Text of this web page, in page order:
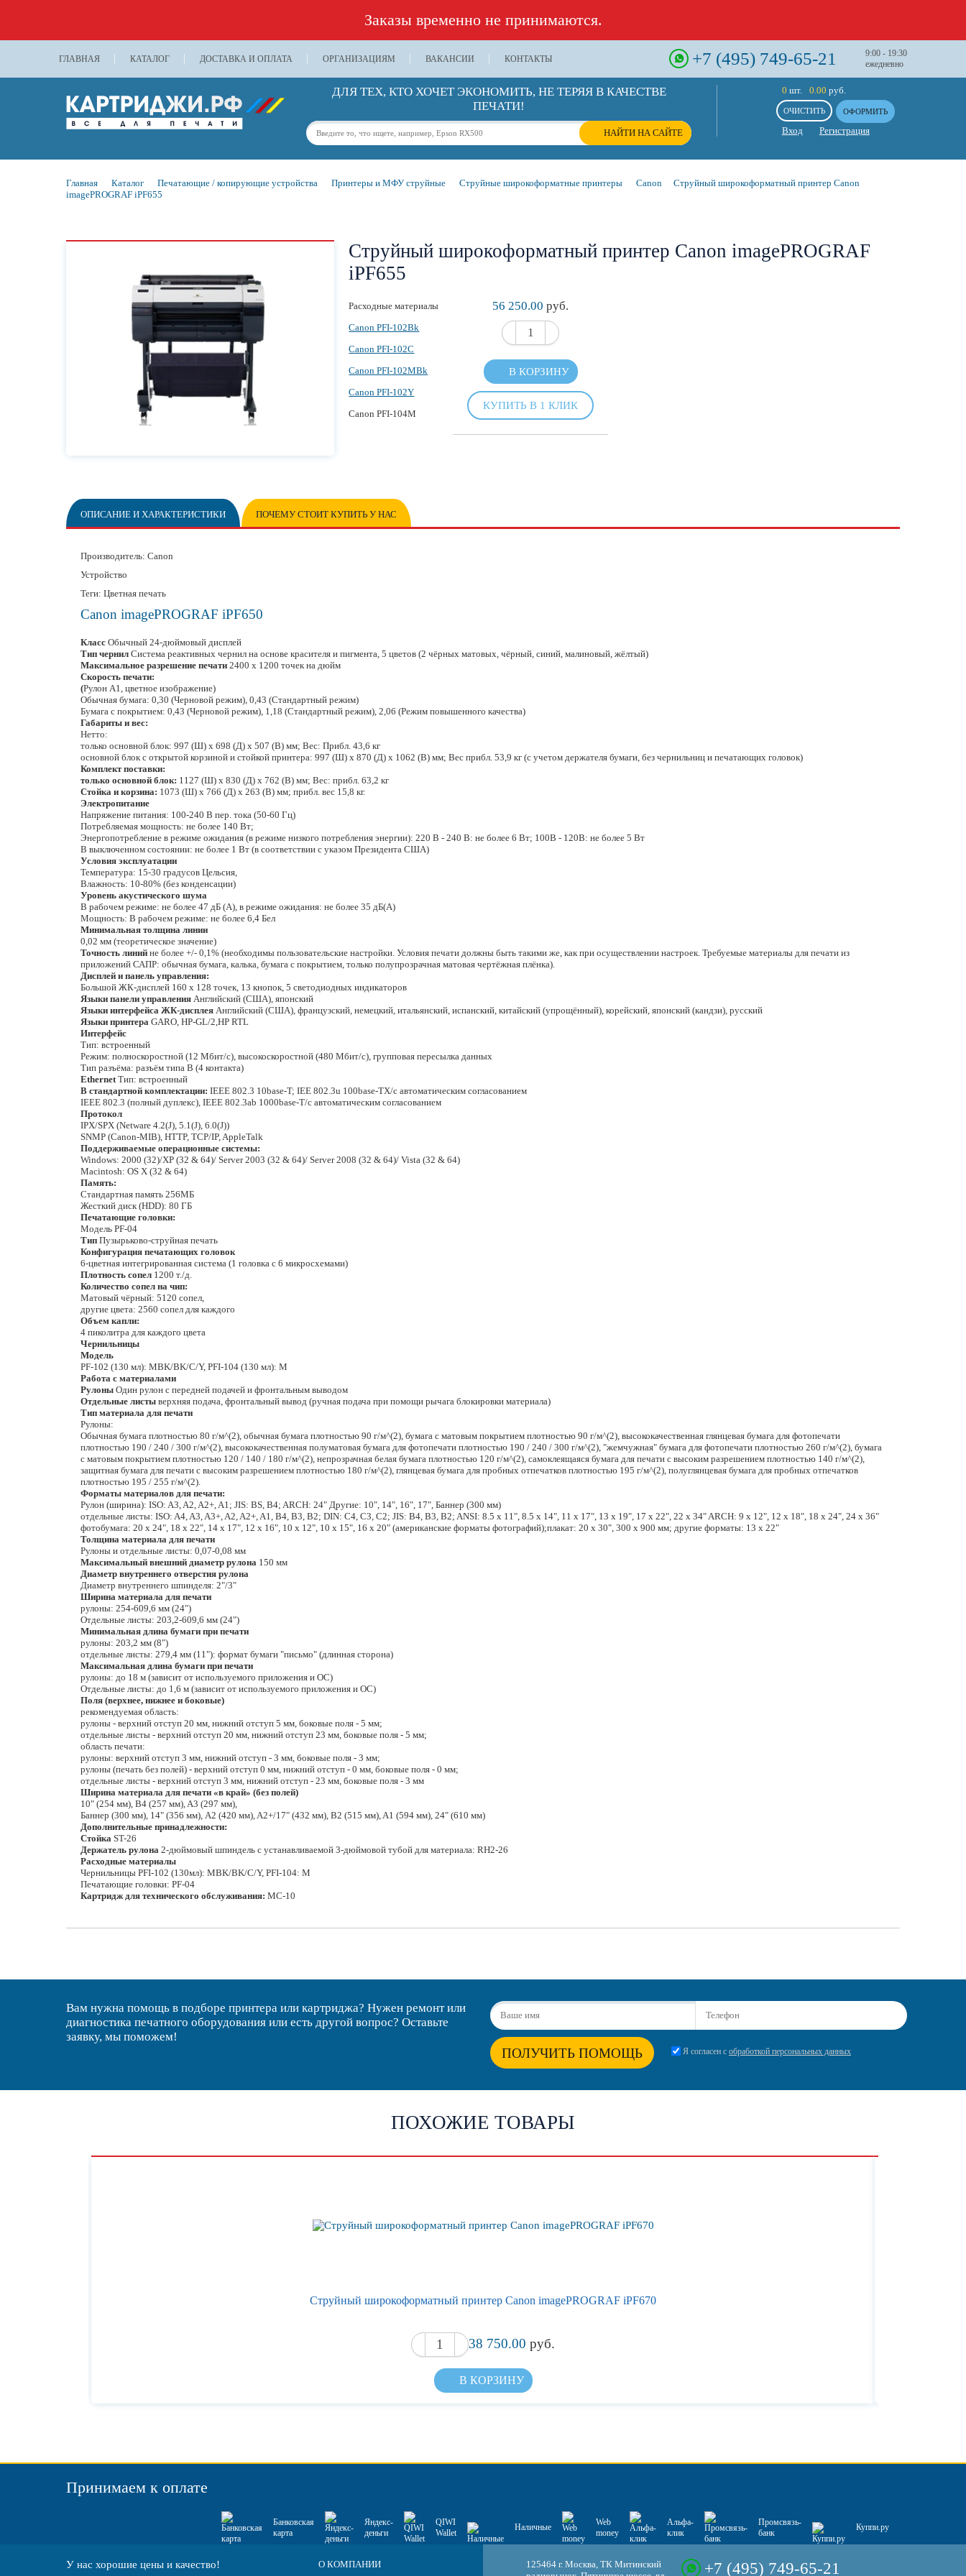
Заказы временно не принимаются.
+7 (495) 749-65-21
9:00 - 19:30
ежедневно
ГЛАВНАЯ КАТАЛОГ ДОСТАВКА И ОПЛАТА ОРГАНИЗАЦИЯМ ВАКАНСИИ КОНТАКТЫ
0 шт. 0.00 руб.
ОЧИСТИТЬ ОФОРМИТЬ
Вход Регистрация
ДЛЯ ТЕХ, КТО ХОЧЕТ ЭКОНОМИТЬ, НЕ ТЕРЯЯ В КАЧЕСТВЕ
ПЕЧАТИ!
НАЙТИ НА САЙТЕ
Главная Каталог Печатающие / копирующие устройства Принтеры и МФУ струйные Струйные широкоформатные принтеры Canon
Струйный широкоформатный принтер Canon
imagePROGRAF iPF655
Струйный широкоформатный принтер Canon imagePROGRAF
iPF655
Расходные материалы
Canon PFI-102Bk
Canon PFI-102C
Canon PFI-102MBk
Canon PFI-102Y
Canon PFI-104M
56 250.00 руб.
В КОРЗИНУ
КУПИТЬ В 1 КЛИК
ОПИСАНИЕ И ХАРАКТЕРИСТИКИ ПОЧЕМУ СТОИТ КУПИТЬ У НАС
Производитель: Canon
Устройство
Теги: Цветная печать
Canon imagePROGRAF iPF650
Класс Обычный 24-дюймовый дисплей
Тип чернил Система реактивных чернил на основе красителя и пигмента, 5 цветов (2 чёрных матовых, чёрный, синий, малиновый, жёлтый)
Максимальное разрешение печати 2400 x 1200 точек на дюйм
Скорость печати:
(Рулон A1, цветное изображение)
Обычная бумага: 0,30 (Черновой режим), 0,43 (Стандартный режим)
Бумага с покрытием: 0,43 (Черновой режим), 1,18 (Стандартный режим), 2,06 (Режим повышенного качества)
Габариты и вес:
Нетто:
только основной блок: 997 (Ш) x 698 (Д) x 507 (В) мм; Вес: Прибл. 43,6 кг
основной блок с открытой корзиной и стойкой принтера: 997 (Ш) x 870 (Д) x 1062 (В) мм; Вес прибл. 53,9 кг (с учетом держателя бумаги, без чернильниц и печатающих головок)
Комплект поставки:
только основной блок: 1127 (Ш) x 830 (Д) x 762 (В) мм; Вес: прибл. 63,2 кг
Стойка и корзина: 1073 (Ш) x 766 (Д) x 263 (В) мм; прибл. вес 15,8 кг.
Электропитание
Напряжение питания: 100-240 В пер. тока (50-60 Гц)
Потребляемая мощность: не более 140 Вт;
Энергопотребление в режиме ожидания (в режиме низкого потребления энергии): 220 В - 240 В: не более 6 Вт; 100В - 120В: не более 5 Вт
В выключенном состоянии: не более 1 Вт (в соответствии с указом Президента США)
Условия эксплуатации
Температура: 15-30 градусов Цельсия,
Влажность: 10-80% (без конденсации)
Уровень акустического шума
В рабочем режиме: не более 47 дБ (A), в режиме ожидания: не более 35 дБ(А)
Мощность: В рабочем режиме: не более 6,4 Бел
Минимальная толщина линии
0,02 мм (теоретическое значение)
Точность линий не более +/- 0,1% (необходимы пользовательские настройки. Условия печати должны быть такими же, как при осуществлении настроек. Требуемые материалы для печати из
приложений САПР: обычная бумага, калька, бумага с покрытием, только полупрозрачная матовая чертёжная плёнка).
Дисплей и панель управления:
Большой ЖК-дисплей 160 х 128 точек, 13 кнопок, 5 светодиодных индикаторов
Языки панели управления Английский (США), японский
Языки интерфейса ЖК-дисплея Английский (США), французский, немецкий, итальянский, испанский, китайский (упрощённый), корейский, японский (кандзи), русский
Языки принтера GARO, HP-GL/2,HP RTL
Интерфейс
Тип: встроенный
Режим: полноскоростной (12 Мбит/с), высокоскоростной (480 Мбит/с), групповая пересылка данных
Тип разъёма: разъём типа В (4 контакта)
EthernetТип: встроенный
В стандартной комплектации: IEEE 802.3 10base-T; IEE 802.3u 100base-TX/с автоматическим согласованием
IEEE 802.3 (полный дуплекс), IEEE 802.3ab 1000base-T/с автоматическим согласованием
Протокол
IPX/SPX (Netware 4.2(J), 5.1(J), 6.0(J))
SNMP (Canon-MIB), HTTP, TCP/IP, AppleTalk
Поддерживаемые операционные системы:
Windows: 2000 (32)/XP (32 & 64)/ Server 2003 (32 & 64)/ Server 2008 (32 & 64)/ Vista (32 & 64)
Macintosh: OS X (32 & 64)
Память:
Стандартная память 256МБ
Жесткий диск (HDD): 80 ГБ
Печатающие головки:
Модель PF-04
Тип Пузырьково-струйная печать
Конфигурация печатающих головок
6-цветная интегрированная система (1 головка с 6 микросхемами)
Плотность сопел 1200 т./д.
Количество сопел на чип:
Матовый чёрный: 5120 сопел,
другие цвета: 2560 сопел для каждого
Объем капли:
4 пиколитра для каждого цвета
Чернильницы
Модель
PF-102 (130 мл): MBK/BK/C/Y, PFI-104 (130 мл): M
Работа с материалами
Рулоны Один рулон с передней подачей и фронтальным выводом
Отдельные листы верхняя подача, фронтальный вывод (ручная подача при помощи рычага блокировки материала)
Тип материала для печати
Рулоны:
Обычная бумага плотностью 80 г/м^(2), обычная бумага плотностью 90 г/м^(2), бумага с матовым покрытием плотностью 90 г/м^(2), высококачественная глянцевая бумага для фотопечати
плотностью 190 / 240 / 300 г/м^(2), высококачественная полуматовая бумага для фотопечати плотностью 190 / 240 / 300 г/м^(2), "жемчужная" бумага для фотопечати плотностью 260 г/м^(2), бумага
с матовым покрытием плотностью 120 / 140 / 180 г/м^(2), непрозрачная белая бумага плотностью 120 г/м^(2), самоклеящаяся бумага для печати с высоким разрешением плотностью 140 г/м^(2),
защитная бумага для печати с высоким разрешением плотностью 180 г/м^(2), глянцевая бумага для пробных отпечатков плотностью 195 г/м^(2), полуглянцевая бумага для пробных отпечатков
плотностью 195 / 255 г/м^(2).
Форматы материалов для печати:
Рулон (ширина): ISO: A3, A2, A2+, A1; JIS: BS, B4; ARCH: 24" Другие: 10", 14", 16", 17", Баннер (300 мм)
отдельные листы: ISO: A4, A3, A3+, A2, A2+, A1, B4, B3, B2; DIN: C4, C3, C2; JIS: B4, B3, B2; ANSI: 8.5 x 11", 8.5 x 14", 11 x 17", 13 x 19", 17 x 22", 22 x 34" ARCH: 9 x 12", 12 x 18", 18 x 24", 24 x 36"
фотобумага: 20 x 24", 18 x 22", 14 x 17", 12 x 16", 10 x 12", 10 x 15", 16 x 20" (американские форматы фотографий);плакат: 20 x 30", 300 x 900 мм; другие форматы: 13 x 22"
Толщина материала для печати
Рулоны и отдельные листы: 0,07-0,08 мм
Максимальный внешний диаметр рулона 150 мм
Диаметр внутреннего отверстия рулона
Диаметр внутреннего шпинделя: 2"/3"
Ширина материала для печати
рулоны: 254-609,6 мм (24")
Отдельные листы: 203,2-609,6 мм (24")
Минимальная длина бумаги при печати
рулоны: 203,2 мм (8")
отдельные листы: 279,4 мм (11"): формат бумаги "письмо" (длинная сторона)
Максимальная длина бумаги при печати
рулоны: до 18 м (зависит от используемого приложения и ОС)
Отдельные листы: до 1,6 м (зависит от используемого приложения и ОС)
Поля (верхнее, нижнее и боковые)
рекомендуемая область:
рулоны - верхний отступ 20 мм, нижний отступ 5 мм, боковые поля - 5 мм;
отдельные листы - верхний отступ 20 мм, нижний отступ 23 мм, боковые поля - 5 мм;
область печати:
рулоны: верхний отступ 3 мм, нижний отступ - 3 мм, боковые поля - 3 мм;
рулоны (печать без полей) - верхний отступ 0 мм, нижний отступ - 0 мм, боковые поля - 0 мм;
отдельные листы - верхний отступ 3 мм, нижний отступ - 23 мм, боковые поля - 3 мм
Ширина материала для печати «в край» (без полей)
10" (254 мм), B4 (257 мм), A3 (297 мм),
Баннер (300 мм), 14" (356 мм), A2 (420 мм), A2+/17" (432 мм), B2 (515 мм), A1 (594 мм), 24" (610 мм)
Дополнительные принадлежности:
Стойка ST-26
Держатель рулона 2-дюймовый шпиндель с устанавливаемой 3-дюймовой тубой для материала: RH2-26
Расходные материалы
Чернильницы PFI-102 (130мл): MBK/BK/C/Y, PFI-104: M
Печатающие головки: PF-04
Картридж для технического обслуживания: MC-10
Вам нужна помощь в подборе принтера или картриджа? Нужен ремонт или
диагностика печатного оборудования или есть другой вопрос? Оставьте
заявку, мы поможем!
ПОЛУЧИТЬ ПОМОЩЬ Я согласен с обработкой персональных данных
ПОХОЖИЕ ТОВАРЫ
Струйный широкоформатный принтер Canon imagePROGRAF iPF670
38 750.00 руб.
В КОРЗИНУ
Принимаем к оплате
Банковская
карта
Яндекс-
деньги
QIWI
Wallet
Наличные
Web
money
Альфа-
клик
Промсвязь-
банк
Куппи.ру
О КОМПАНИИ
У нас хорошие цены и качество!
125464 г. Москва, ТК Митинский
+7 (495) 749-65-21